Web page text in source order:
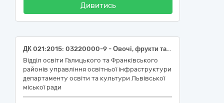
Дивитись
ДК 021:2015: 03220000-9 - Овочі, фрукти та горіх (Полуниця свіжа) для закладів дошкільної освіти Галицького району м. Львова
Відділ освіти Галицького та Франківського
районів управління освітньої інфраструктури
департаменту освіти та культури Львівської
міської ради